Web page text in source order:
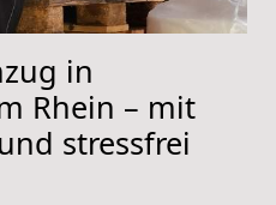
in
Rhein – mit
stressfrei